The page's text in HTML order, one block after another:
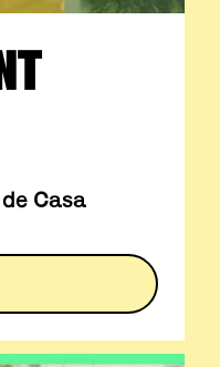
Casa
EN NUEVA VENTANA